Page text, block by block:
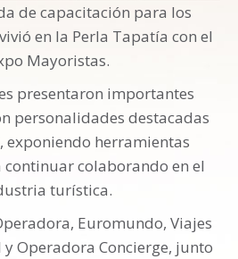
de capacitación para los
en la Perla Tapatía con el
Mayoristas.
presentaron importantes
personalidades destacadas
exponiendo herramientas
colaborando en el
turística.
Euromundo, Viajes
Operadora Concierge, junto